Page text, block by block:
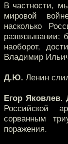
В частности,
мировой
насколько
развязывании;
наоборот,
Владимир
Д.Ю. Ленин
Егор Яковлев.
Российской
сорванным
поражения.